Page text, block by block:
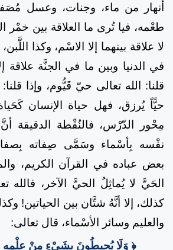
أنهار من ماء، وجنات، وعسل
طعْمه، فيا تُرى ما العلاقة بين خمْر
لا علاقة بينهما إلا الاسْم، وكذا
في الدنيا وبين ما في الجنَّة علاقة
قلنا: الله تعالى حيّ قَيُّوم، وإذا
حيًّاً يُرزق، فهل حياة الإنسان
مِحْور الدّرْس، فالنُقْطة الدقيقة
نفْسه بِأسْماء وسَمَّى صِفاته
بعض عباده في القرآن الكريم،
الحَيَّ لا يُماثِلُ الحيَّ الآخر، فالله
كذلك، إلا أنَّهُ شتَّان بين الحياتين!
والعليم وسائر الأسْماء، قال تعالى:
﴿ وَلَا يُحِيطُونَ بِشَيْءٍ مِنْ عِلْمِهِ